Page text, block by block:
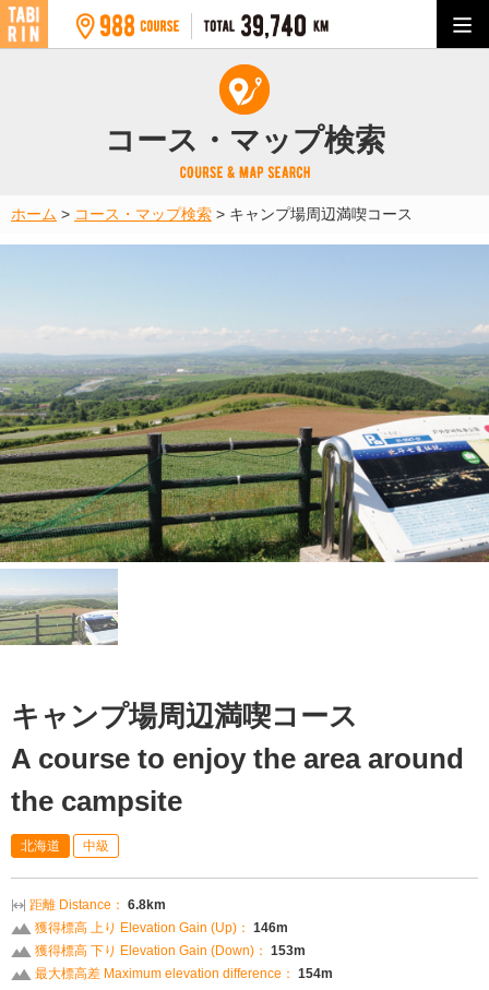
コース・マップ検索
ホーム > コース・マップ検索 > キャンプ場周辺満喫コース
キャンプ場周辺満喫コース
A course to enjoy the area around
the campsite
北海道 中級
距離 Distance： 6.8km
獲得標高 上り Elevation Gain (Up)： 146m
獲得標高 下り Elevation Gain (Down)： 153m
最大標高差 Maximum elevation difference： 154m